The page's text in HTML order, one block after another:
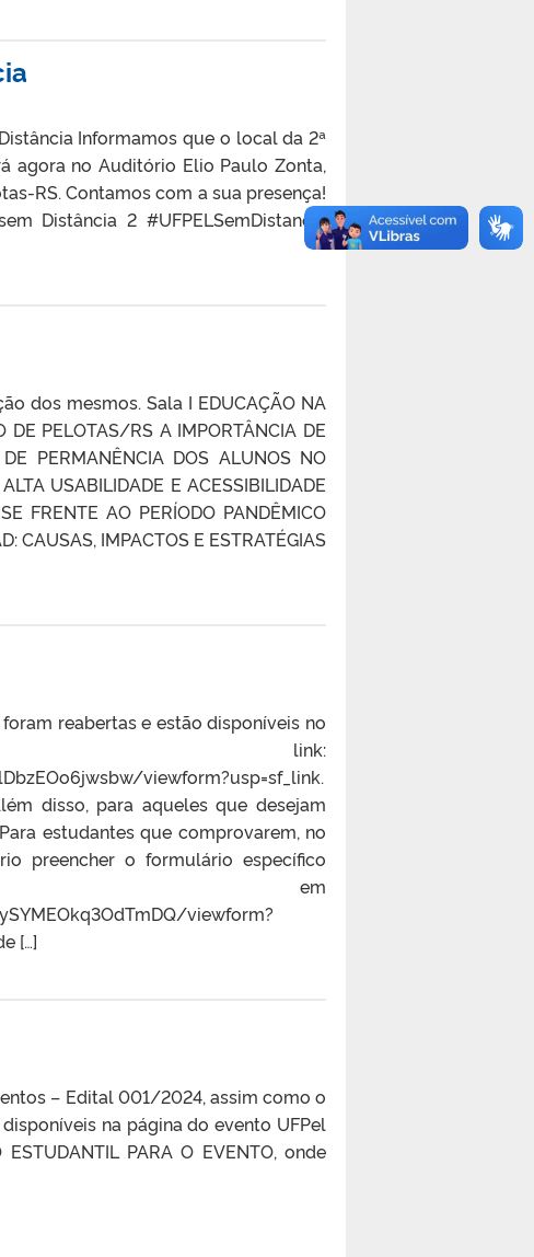
Informamos que o local da 2ª
agora no Auditório Elio Paulo Zonta,
RS. Contamos com a sua presença!
Distância 2 #UFPELSemDistancia
dos mesmos. Sala I EDUCAÇÃO NA
DE PELOTAS/RS A IMPORTÂNCIA DE
PERMANÊNCIA DOS ALUNOS NO
USABILIDADE E ACESSIBILIDADE
FRENTE AO PERÍODO PANDÊMICO
CAUSAS, IMPACTOS E ESTRATÉGIAS
reabertas e estão disponíveis no
viewform?usp=sf_link.
disso, para aqueles que desejam
estudantes que comprovarem, no
preencher o formulário específico
em
viewform?
[…]
– Edital 001/2024, assim como o
na página do evento UFPel
PARA O EVENTO, onde